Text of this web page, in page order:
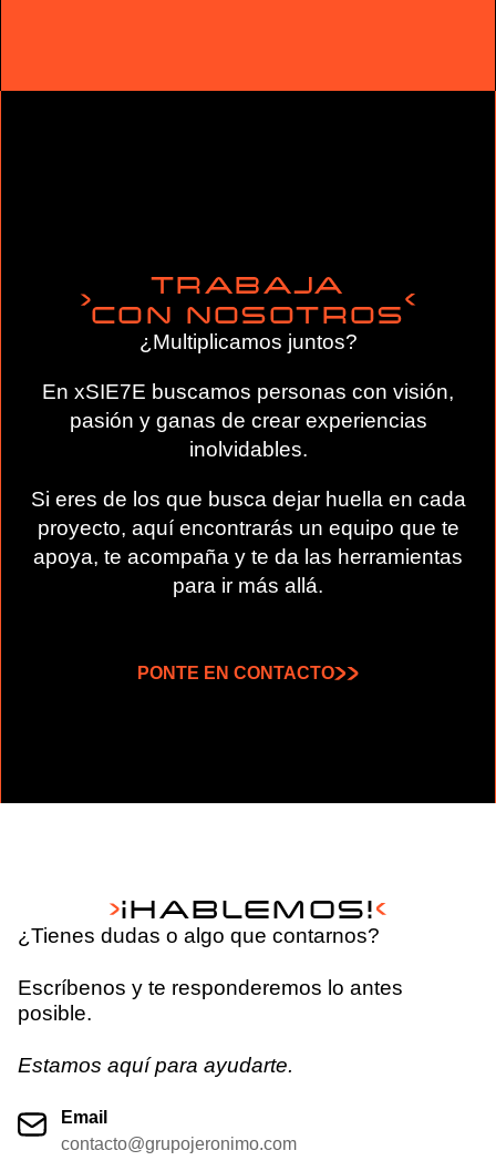
TRABAJA
CON NOSOTROS
¿Multiplicamos juntos?
En xSIE7E buscamos personas con visión,
pasión y ganas de crear experiencias
inolvidables.
Si eres de los que busca dejar huella en cada
proyecto, aquí encontrarás un equipo que te
apoya, te acompaña y te da las herramientas
para ir más allá.
PONTE EN CONTACTO
¡HABLEMOS!
¿Tienes dudas o algo que contarnos?
Escríbenos y te responderemos lo antes
posible.
Estamos aquí para ayudarte.
Email
contacto@grupojeronimo.com